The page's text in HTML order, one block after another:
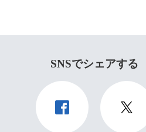
SNSでシェアする